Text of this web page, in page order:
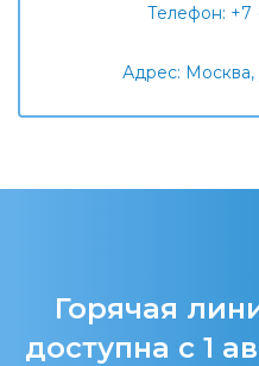
Телефон: +7
Адрес: Москва,
Горячая
доступна с 1